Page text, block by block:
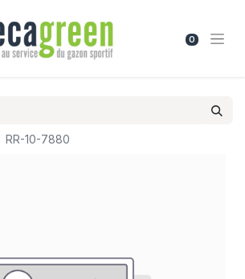
0
RR-10-7880